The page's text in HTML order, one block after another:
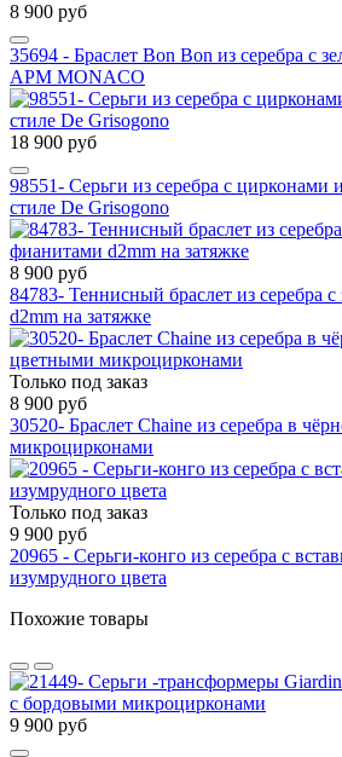
8 900 руб
35694 - Браслет Bon Bon из серебра с
APM MONACO
18 900 руб
98551- Серьги из серебра с цирконами
стиле De Grisogono
8 900 руб
84783- Теннисный браслет из серебра
d2mm на затяжке
Только под заказ
8 900 руб
30520- Браслет Chaine из серебра в
микроцирконами
Только под заказ
9 900 руб
20965 - Серьги-конго из серебра с
изумрудного цвета
Похожие товары
9 900 руб